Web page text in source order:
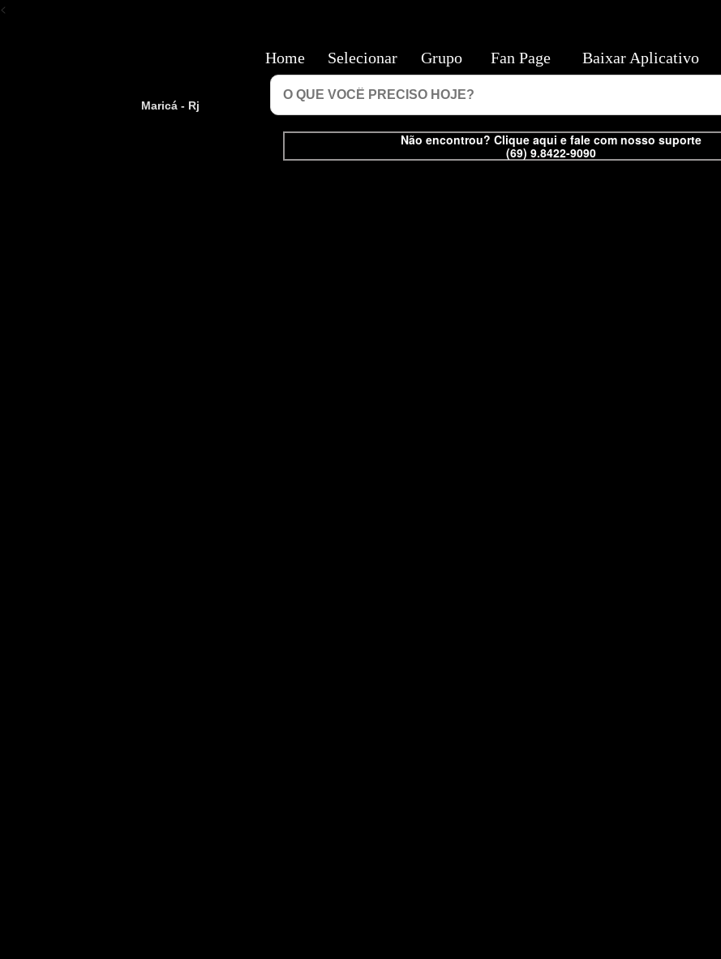
<
Maricá - Rj
Não encontrou? Clique aqui e fale com nosso suporte
(69) 9.8422-9090
Home Selecionar Grupo Fan Page Baixar Aplicativo